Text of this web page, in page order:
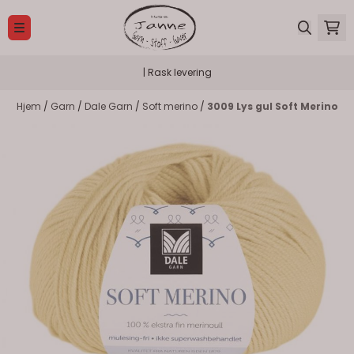
Hopp til innhold
| Rask levering
Hjem / Garn / Dale Garn / Soft merino / 3009 Lys gul Soft Merino